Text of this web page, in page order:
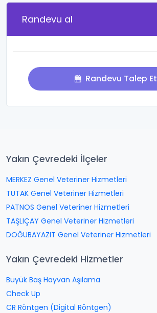
Randevu al
Randevu Talep Et
Yakın Çevredeki İlçeler
MERKEZ Genel Veteriner Hizmetleri
TUTAK Genel Veteriner Hizmetleri
PATNOS Genel Veteriner Hizmetleri
TAŞLIÇAY Genel Veteriner Hizmetleri
DOĞUBAYAZIT Genel Veteriner Hizmetleri
Yakın Çevredeki Hizmetler
Büyük Baş Hayvan Aşılama
Check Up
CR Röntgen (Digital Röntgen)